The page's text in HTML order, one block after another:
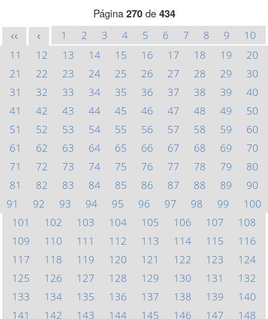
Página 270de 434
<< < 1 2 3 4 5 6 7 8 9
10
11
12 13 14 15 16 17 18 19
20
21
22 23 24 25 26 27 28 29
30
31
32 33 34 35 36 37 38 39
40
41
42 43 44 45 46 47 48 49
50
51
52 53 54 55 56 57 58 59
60
61
62 63 64 65 66 67 68 69
70
71
72 73 74 75 76 77 78 79
80
81
82 83 84 85 86 87 88 89
90
91
92 93 94 95 96 97 98 99
100
101
102 103 104 105 106 107
108
109
110 111 112 113 114 115
116
117
118 119 120 121 122 123
124
125
126 127 128 129 130 131
132
133
134 135 136 137 138 139
140
141
142 143 144 145 146 147
148